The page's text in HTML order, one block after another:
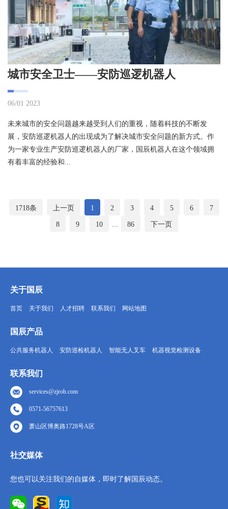
城市安全卫士——安防巡逻机器人
06/01 2023
未来城市的安全问题越来越受到人们的重视，随着科技的不断发
展，安防巡逻机器人的出现成为了解决城市安全问题的新方式。作
为一家专业生产安防巡逻机器人的厂家，国辰机器人在这个领域拥
有着丰富的经验和...
1718条 上一页 1 2 3 4 5 6 7
8 9 10 86 下一页
关于国辰
首页 关于我们 人才招聘 联系我们 网站地图
国辰产品
公共服务机器人 安防巡检机器人 智能无人叉车 机器视觉检测设备
联系我们
services@zjrob.com
0571-56757613
萧山区博奥路1728号A区
社交媒体
您也可以关注我们的自媒体，即时了解国辰动态。